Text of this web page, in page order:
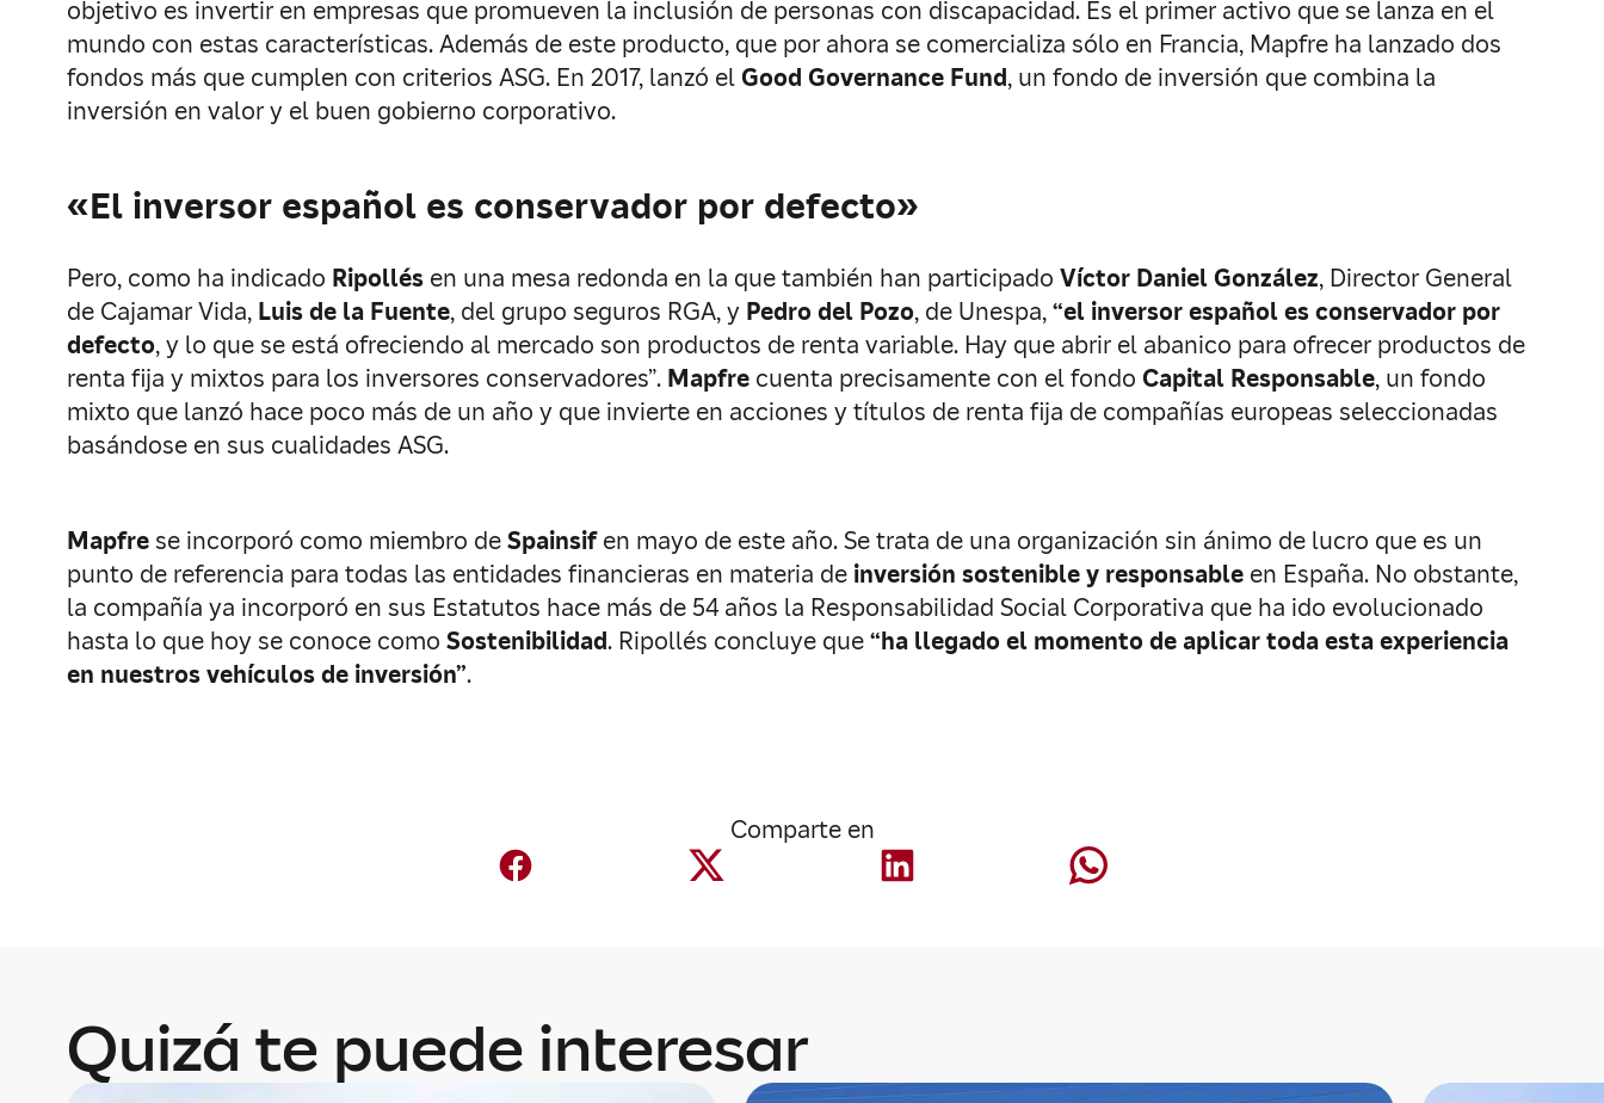
objetivo es invertir en empresas que promueven la inclusión de personas con discapacidad. Es el primer activo que se lanza en el
mundo con estas características. Además de este producto, que por ahora se comercializa sólo en Francia, Mapfre ha lanzado dos
fondos más que cumplen con criterios ASG. En 2017, lanzó elGood Governance Fund, un fondo de inversión que combina la
inversión en valor y el buen gobierno corporativo.
«El inversor español es conservador por defecto»
Pero, como ha indicado Ripollés en una mesa redonda en la que también han participado Víctor Daniel González, Director General
de Cajamar Vida, Luis de la Fuente, del grupo seguros RGA, y Pedro del Pozo, de Unespa,“el inversor español es conservador por
defecto, y lo que se está ofreciendo al mercado son productos de renta variable. Hay que abrir el abanico para ofrecer productos de
renta fija y mixtos para los inversores conservadores”. Mapfre cuenta precisamente con el fondo Capital Responsable, un fondo
mixto que lanzó hace poco más de un año y que invierte en acciones y títulos de renta fija de compañías europeas seleccionadas
basándose en sus cualidades ASG.
Mapfrese incorporó como miembro deSpainsifen mayo de este año. Se trata de una organización sin ánimo de lucro que es un
punto de referencia para todas las entidades financieras en materia de inversión sostenible y responsable en España. No obstante,
la compañía ya incorporó en sus Estatutos hace más de 54 años la Responsabilidad Social Corporativa que ha ido evolucionado
hasta lo que hoy se conoce como Sostenibilidad. Ripollés concluye que“ha llegado el momento de aplicar toda esta experiencia
en nuestros vehículos de inversión”.
Comparte en
Quizá te puede interesar